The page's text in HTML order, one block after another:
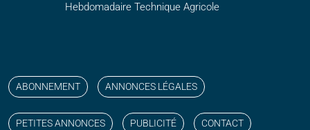
Hebdomadaire Technique Agricole
ABONNEMENT ANNONCES LÉGALES
PETITES ANNONCES PUBLICITÉ CONTACT